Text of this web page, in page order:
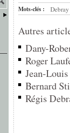
Mots-clés :
Autres
Dany-
Roger
Jean-
Bernard
Régis